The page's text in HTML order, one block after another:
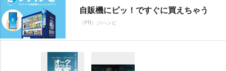
自販機にピッ！ですぐに買えちゃう
（PR）ジハンピ